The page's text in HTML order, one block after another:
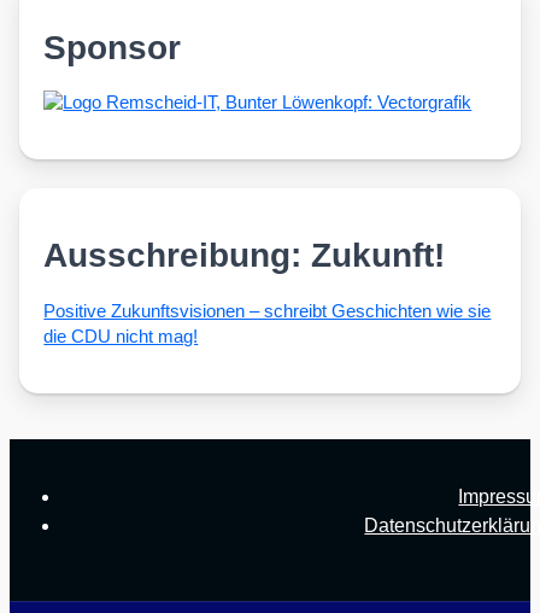
Sponsor
Ausschreibung: Zukunft!
Posi­ti­ve Zukunfts­vi­sio­nen – schreibt Geschich­ten wie sie
die CDU nicht mag!